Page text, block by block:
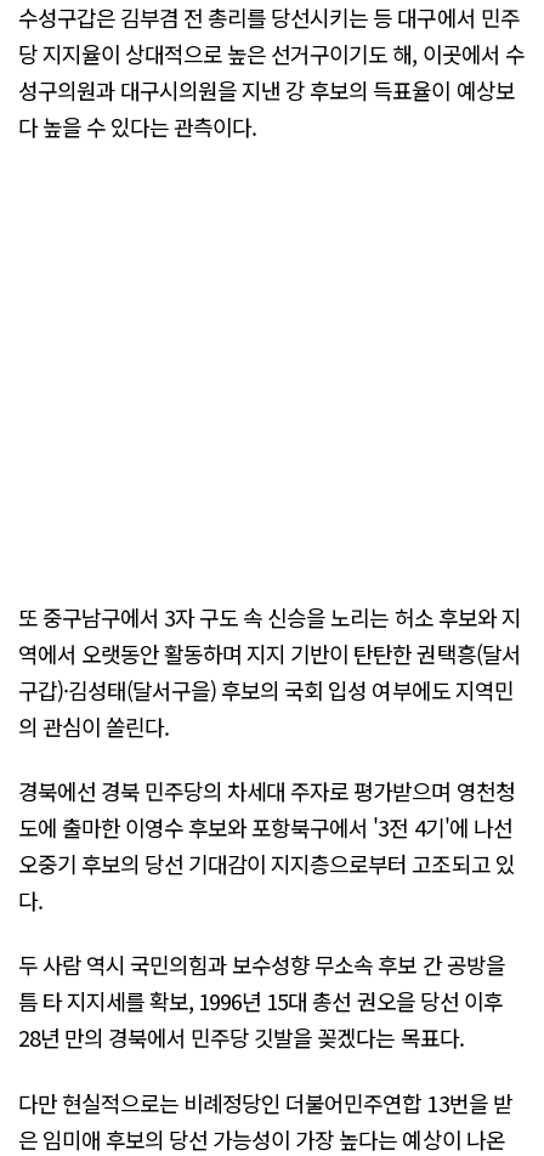
수성구갑은 김부겸 전 총리를 당선시키는 등 대구에서 민주
당 지지율이 상대적으로 높은 선거구이기도 해, 이곳에서 수
성구의원과 대구시의원을 지낸 강 후보의 득표율이 예상보
다 높을 수 있다는 관측이다.
또 중구남구에서 3자 구도 속 신승을 노리는 허소 후보와 지
역에서 오랫동안 활동하며 지지 기반이 탄탄한 권택흥(달서
구갑)·김성태(달서구을) 후보의 국회 입성 여부에도 지역민
의 관심이 쏠린다.
경북에선 경북 민주당의 차세대 주자로 평가받으며 영천청
도에 출마한 이영수 후보와 포항북구에서 '3전 4기'에 나선
오중기 후보의 당선 기대감이 지지층으로부터 고조되고 있
다.
두 사람 역시 국민의힘과 보수성향 무소속 후보 간 공방을
틈 타 지지세를 확보, 1996년 15대 총선 권오을 당선 이후
28년 만의 경북에서 민주당 깃발을 꽂겠다는 목표다.
다만 현실적으로는 비례정당인 더불어민주연합 13번을 받
은 임미애 후보의 당선 가능성이 가장 높다는 예상이 나온